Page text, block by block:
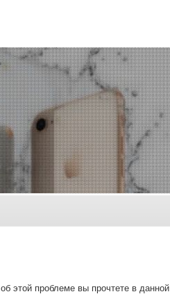
этοй проблеме вы прочтете в данной